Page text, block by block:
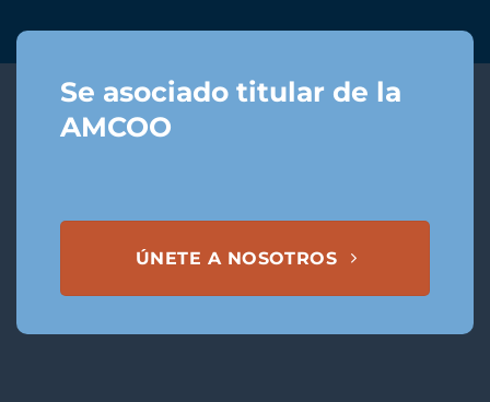
Se asociado titular de la
AMCOO
ÚNETE A NOSOTROS